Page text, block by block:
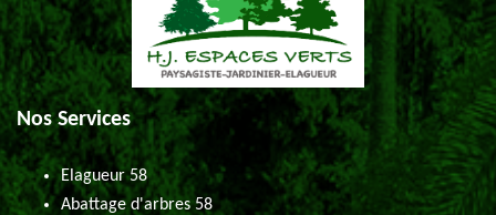
Nos Services
Elagueur 58
Abattage d'arbres 58